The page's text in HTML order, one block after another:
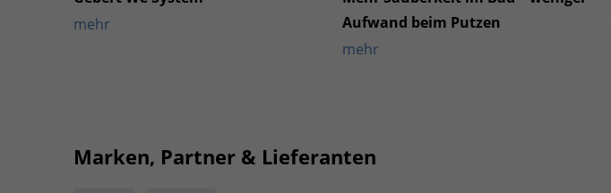
mehr
Aufwand beim Putzen
mehr
Marken, Partner & Lieferanten